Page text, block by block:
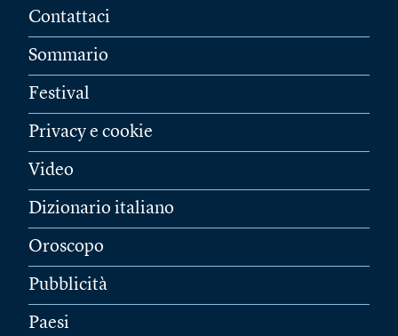
Contattaci
Sommario
Festival
Privacy e cookie
Video
Dizionario italiano
Oroscopo
Pubblicità
Paesi